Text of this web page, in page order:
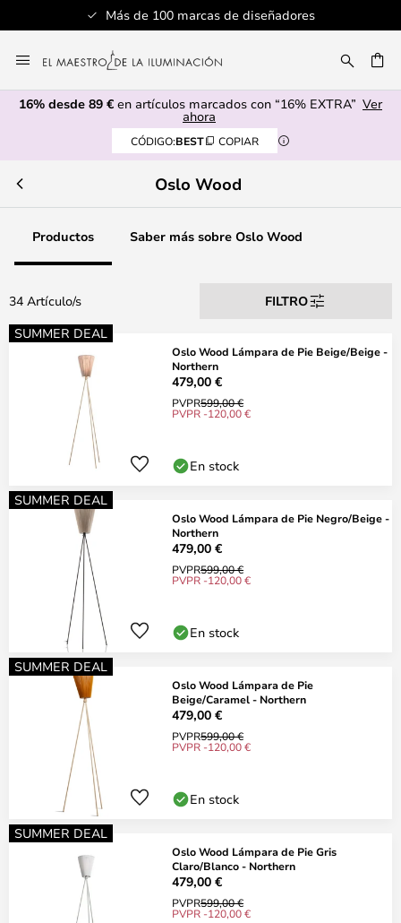
Más de 100 marcas de diseñadores
al
contenido
16% desde 89 € en artículos marcados con “16% EXTRA” Ver
ahora
CÓDIGO:BEST COPIAR
Oslo Wood
Productos Saber más sobre Oslo Wood
34 Artículo/s
FILTRO
SUMMER DEAL
Oslo Wood Lámpara de Pie Beige/Beige -
Northern
479,00 €
PVPR599,00 €
PVPR -120,00 €
En stock
SUMMER DEAL
Oslo Wood Lámpara de Pie Negro/Beige -
Northern
479,00 €
PVPR599,00 €
PVPR -120,00 €
En stock
SUMMER DEAL
Oslo Wood Lámpara de Pie
Beige/Caramel - Northern
479,00 €
PVPR599,00 €
PVPR -120,00 €
En stock
SUMMER DEAL
Oslo Wood Lámpara de Pie Gris
Claro/Blanco - Northern
479,00 €
PVPR599,00 €
PVPR -120,00 €